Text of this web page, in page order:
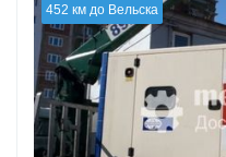
452 км до Вельска